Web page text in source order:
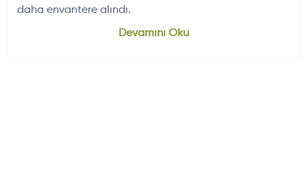
daha envantere alındı.
Devamını Oku